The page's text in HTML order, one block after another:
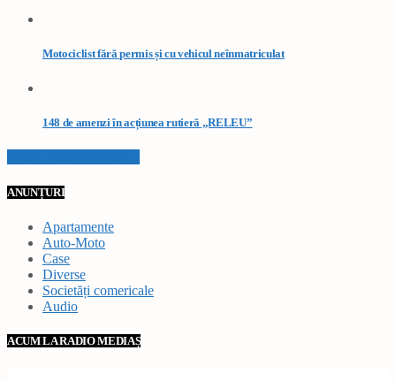
Motociclist fără permis și cu vehicul neînmatriculat
148 de amenzi în acțiunea rutieră „RELEU”
ANUNȚURI
Apartamente
Auto-Moto
Case
Diverse
Societăți comericale
Audio
ACUM LA RADIO MEDIAȘ